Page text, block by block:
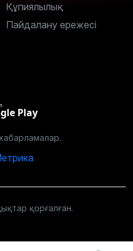
Құпиялылық
Пайдалану ережесі
Play
қорғалған.